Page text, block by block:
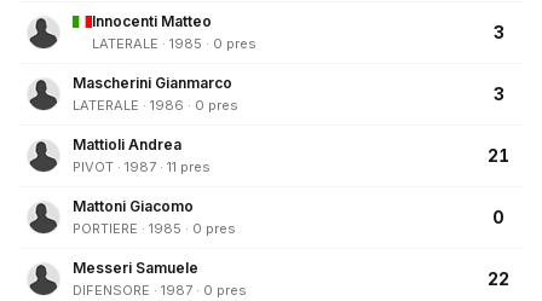
Innocenti Matteo
LATERALE · 1985 · 0 pres
3
Mascherini Gianmarco
LATERALE · 1986 · 0 pres
3
Mattioli Andrea
PIVOT · 1987 · 11 pres
21
Mattoni Giacomo
PORTIERE · 1985 · 0 pres
0
Messeri Samuele
DIFENSORE · 1987 · 0 pres
22